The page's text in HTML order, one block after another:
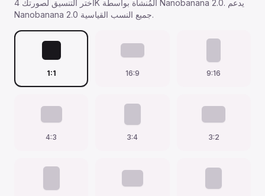
اختر التنسيق لصورتك 4K المُنشأة بواسطة Nanobanana 2.0. يدعم
Nanobanana 2.0 جميع النسب القياسية.
1:1 16:9 9:16
4:3 3:4 3:2